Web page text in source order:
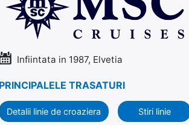
Infiintata in 1987, Elvetia
PRINCIPALELE TRASATURI
Detalii linie de croaziera Stiri linie